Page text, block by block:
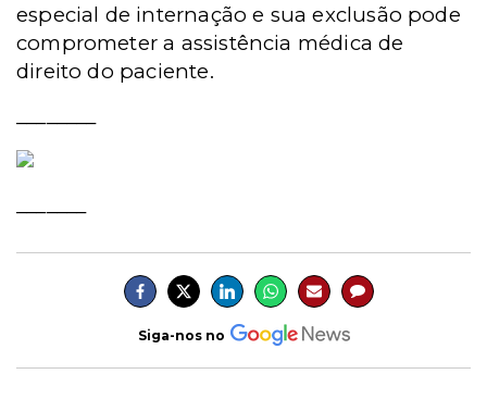
especial de internação e sua exclusão pode
comprometer a assistência médica de
direito do paciente.
Siga-nos no